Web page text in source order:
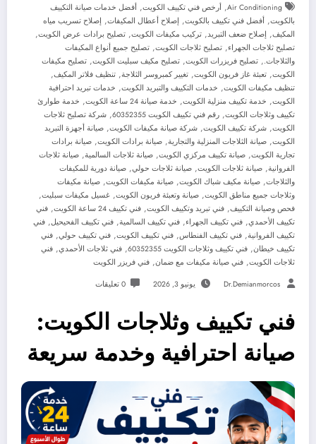
Air Conditioning
, أرخص فني تكييف الكويت, أفضل خدمات صيانة التكييف
بالكويت, أفضل فني تكييف بالكويت, إصلاح أعطال المكيفات, إصلاح تسريب مياه
المكيف, إصلاح ضعف التبريد, تركيب مكيفات الكويت, تصليح برادات عرض الكويت,
تصليح ثلاجات الجهراء, تصليح ثلاجات الكويت, تصليح جميع أنواع المكيفات
والثلاجات., تصليح فريزرات الكويت, تصليح مكيف سبليت الكويت, تصليح مكيفات
الكويت, تعبئة غاز فريون الكويت, تغيير كمبروسر الثلاجة, تنظيف فلاتر المكيف,
تنظيف مكيفات الكويت, خدمات التكييف والتبريد الكويت, خدمات تبريد احترافية
الكويت, خدمة تكييف منزلية الكويت, خدمة صيانة 24 ساعة الكويت , خدمة طوارئ
تكييف وثلاجات الكويت, رقم فني تكييف الكويت 60352355 , شركة تصليح ثلاجات
الكويت, شركة تكييف الكويت, شركة صيانة مكيفات الكويت, صيانة أجهزة التبريد
الكويت, صيانة الثلاجات المنزلية والتجارية, صيانة برادات الكويت, صيانة برادات
تجارية الكويت, صيانة تكييف مركزي الكويت, صيانة ثلاجات السالمية, صيانة ثلاجات
الفروانية, صيانة ثلاجات الكويت, صيانة ثلاجات حولي, صيانة دورية للمكيفات
والثلاجات, صيانة مكيف شباك الكويت, صيانة مكيفات الكويت, صيانة مكيفات
وثلاجات جميع مناطق الكويت, صيانة وتعبئة فريون الكويت, غسيل مكيفات سبليت,
فحص وصيانة التكييف, فني تبريد وتكييف الكويت, فني تكييف 24 ساعة الكويت , فني
تكييف الأحمدي, فني تكييف الجهراء, فني تكييف السالمية, فني تكييف الفحيحيل, فني
تكييف الفروانية, فني تكييف الفنطاس, فني تكييف الكويت, فني تكييف حولي, فني
تكييف خيطان, فني تكييف وثلاجات الكويت 60352355 , فني ثلاجات الأحمدي, فني
ثلاجات الكويت, فني صيانة مكيفات مع ضمان, فني فريزر الكويت
Dr.demianmorcos يونيو 3, 2026 0 تعليقات
فني تكييف وثلاجات الكويت:
صيانة احترافية وخدمة سريعة